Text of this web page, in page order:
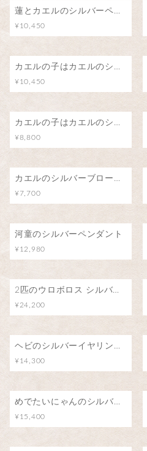
蓮とカエルのシルバーペンダント
¥10,450
カエルの子はカエルのシルバーペンダント
¥10,450
カエルの子はカエルのシルバーブローチ（ピンバッジ）
¥8,800
カエルのシルバーブローチ（ピンバッジ）
¥7,700
河童のシルバーペンダント
¥12,980
2匹のウロボロス シルバーリング/∞
¥24,200
ヘビのシルバーイヤリング（両耳）
¥14,300
めでたいにゃんのシルバーブローチ（ピンバッジ）
¥15,400